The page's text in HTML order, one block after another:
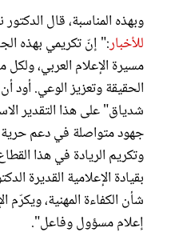
وبهذه المناسبة، قال
للأخبار:" إنّ تكريمي بهذه
مسيرة الإعلام العربي،
الحقيقة وتعزيز الوعي.
شدياق" على هذا التقدير
جهود متواصلة في دعم حرية
وتكريم الريادة في هذا
بقيادة الإعلامية القديرة
شأن الكفاءة المهنية،
إعلام مسؤول وفاعل".